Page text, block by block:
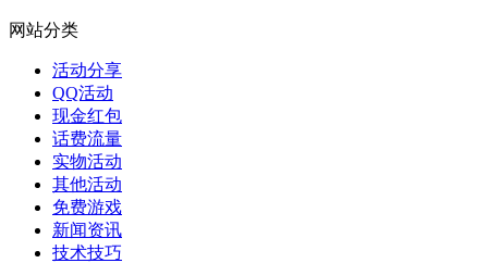
网站分类
活动分享
QQ活动
现金红包
话费流量
实物活动
其他活动
免费游戏
新闻资讯
技术技巧